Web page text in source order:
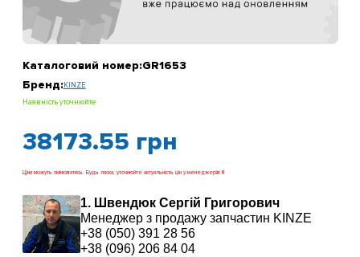
Каталоговий номер:GR1653
Бренд:KINZE
Наявність уточнюйте
38173.55 грн
Ціни можуть змінюватись. Будь ласка, уточнюйте актуальність цін у менеджерів !!!
1. Швендюк Сергій Григорович
Менеджер з продажу запчастин KINZE
+38 (050) 391 28 56
+38 (096) 206 84 04